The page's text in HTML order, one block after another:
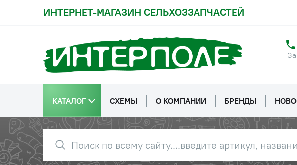
ИНТЕРНЕТ-МАГАЗИН СЕЛЬХОЗЗАПЧАСТЕЙ
КАТАЛОГ СХЕМЫ О КОМПАНИИ БРЕНДЫ